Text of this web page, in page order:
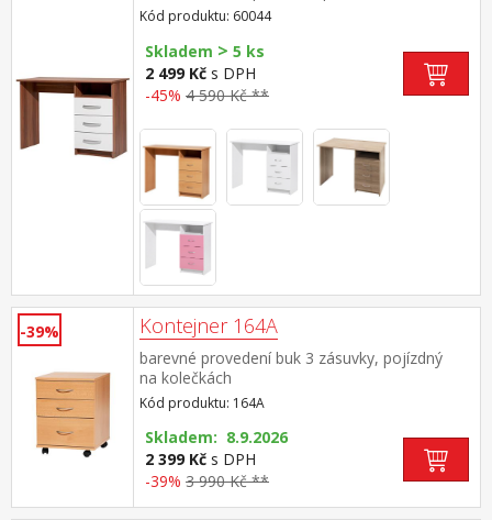
Kód produktu: 60044
Skladem > 5 ks
2 499 Kč s DPH
-45% 4 590 Kč **
-39% Kontejner 164A
barevné provedení buk 3 zásuvky, pojízdný
na kolečkách
Kód produktu: 164A
Skladem: 8.9.2026
2 399 Kč s DPH
-39% 3 990 Kč **